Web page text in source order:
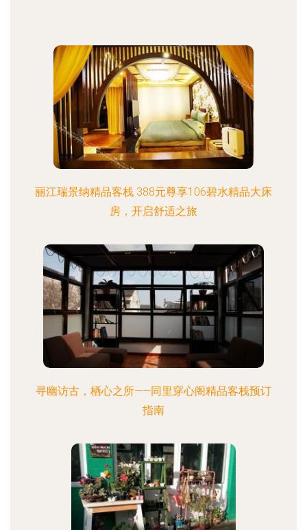
丽江瑞景纳精品客栈 388元尊享106碧水精品大床
房，开启舒适之旅
寻幽访古，栖心之所——同里穿心阁精品客栈预订
指南